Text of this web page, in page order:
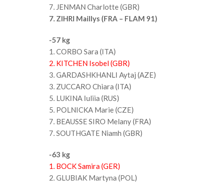
7. JENMAN Charlotte (GBR)
7. ZIHRI Maillys (FRA – FLAM 91)
-57 kg
1. CORBO Sara (ITA)
2. KITCHEN Isobel (GBR)
3. GARDASHKHANLI Aytaj (AZE)
3. ZUCCARO Chiara (ITA)
5. LUKINA Iuliia (RUS)
5. POLNICKA Marie (CZE)
7. BEAUSSE SIRO Melany (FRA)
7. SOUTHGATE Niamh (GBR)
-63 kg
1. BOCK Samira (GER)
2. GLUBIAK Martyna (POL)